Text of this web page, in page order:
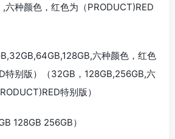
六种颜色，红色为（PRODUCT)RED
六种颜色，红色
特别版）（32GB，128GB,256GB,六
特别版）
128GB 256GB）